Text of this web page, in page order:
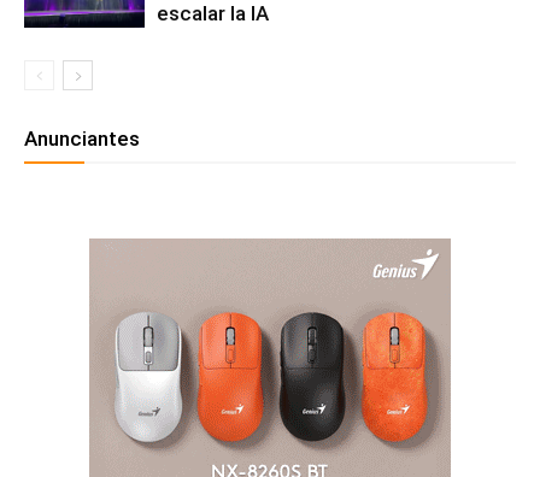
escalar la IA
Anunciantes